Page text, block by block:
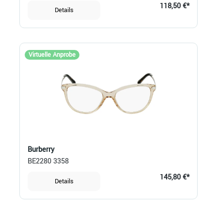
Details 118,50 €*
Virtuelle Anprobe
Burberry
BE2280 3358
Details 145,80 €*